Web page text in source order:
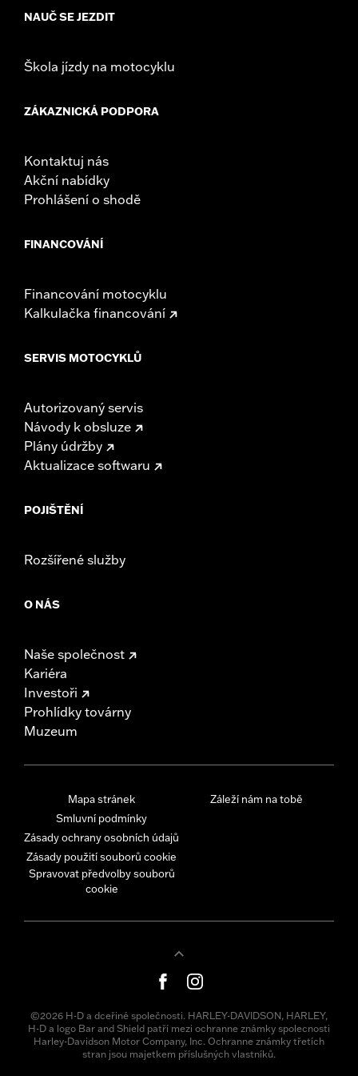
NAUČ SE JEZDIT
Škola jízdy na motocyklu
ZÁKAZNICKÁ PODPORA
Kontaktuj nás
Akční nabídky
Prohlášení o shodě
FINANCOVÁNÍ
Financování motocyklu
Kalkulačka financování
SERVIS MOTOCYKLŮ
Autorizovaný servis
Návody k obsluze
Plány údržby
Aktualizace softwaru
POJIŠTĚNÍ
Rozšířené služby
O NÁS
Naše společnost
Kariéra
Investoři
Prohlídky továrny
Muzeum
Mapa stránek
Smluvní podmínky
Zásady ochrany osobních údajů
Zásady použití souborů cookie
Spravovat předvolby souborů
cookie
Záleží nám na tobě
©2026 H-D a dceřiné společnosti. HARLEY-DAVIDSON, HARLEY,
H-D a logo Bar and Shield patří mezi ochranne známky spolecnosti
Harley-Davidson Motor Company, Inc. Ochranne známky třetích
stran jsou majetkem příslušných vlastníků.